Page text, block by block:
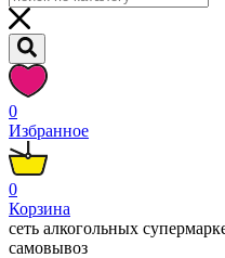
0
Избранное
0
Корзина
сеть алкогольных
самовывоз